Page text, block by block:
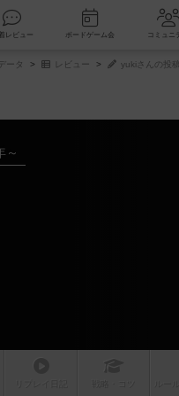
新着レビュー ボードゲーム会
ータ レビュー yukiさんの投稿
～